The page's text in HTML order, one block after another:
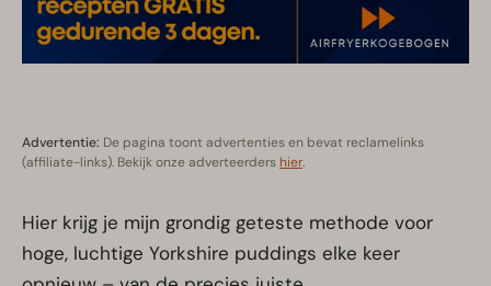
Advertentie: De pagina toont advertenties en bevat reclamelinks
(affiliate-links). Bekijk onze adverteerders hier.
Hier krijg je mijn grondig geteste methode voor
hoge, luchtige Yorkshire puddings elke keer